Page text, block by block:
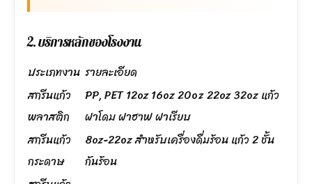
2. บริการหลักของโรงงาน
ประเภทงาน รายละเอียด
สกรีนแก้ว
พลาสติก
PP, PET 12oz 16oz 20oz 22oz 32oz แก้ว
ฝาโดม ฝาฮาฟ ฝาเรียบ
สกรีนแก้ว
กระดาษ
8oz-22oz สำหรับเครื่องดื่มร้อน แก้ว 2 ชั้น
กันร้อน